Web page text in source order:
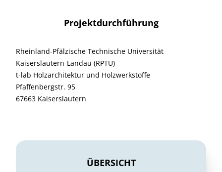
Projektdurchführung
Rheinland-Pfälzische Technische Universität
Kaiserslautern-Landau (RPTU)
t-lab Holzarchitektur und Holzwerkstoffe
Pfaffenbergstr. 95
67663 Kaiserslautern
ÜBERSICHT